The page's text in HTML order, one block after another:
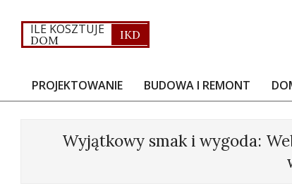
content
ILE KOSZTUJE
DOM IKD
Primary
PROJEKTOWANIE BUDOWA I REMONT
Wyjątkowy smak i wygoda: